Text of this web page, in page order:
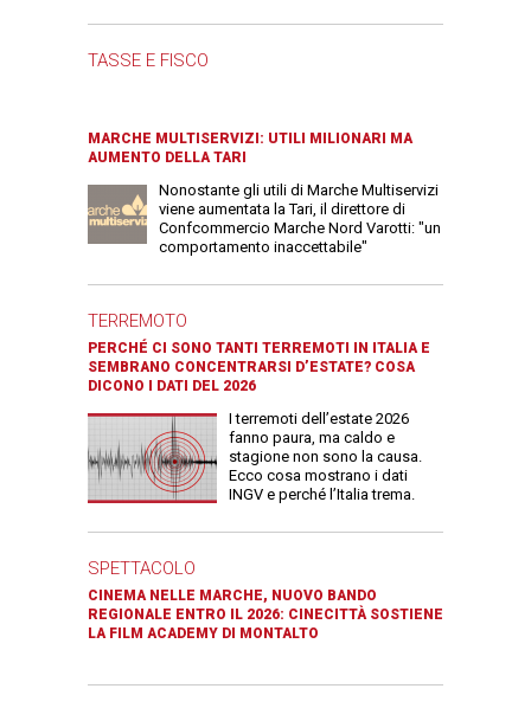
TASSE E FISCO
MARCHE MULTISERVIZI: UTILI MILIONARI MA
AUMENTO DELLA TARI
Nonostante gli utili di Marche Multiservizi
viene aumentata la Tari, il direttore di
Confcommercio Marche Nord Varotti: "un
comportamento inaccettabile"
TERREMOTO
PERCHÉ CI SONO TANTI TERREMOTI IN ITALIA E
SEMBRANO CONCENTRARSI D’ESTATE? COSA
DICONO I DATI DEL 2026
I terremoti dell’estate 2026
fanno paura, ma caldo e
stagione non sono la causa.
Ecco cosa mostrano i dati
INGV e perché l’Italia trema.
SPETTACOLO
CINEMA NELLE MARCHE, NUOVO BANDO
REGIONALE ENTRO IL 2026: CINECITTÀ SOSTIENE
LA FILM ACADEMY DI MONTALTO